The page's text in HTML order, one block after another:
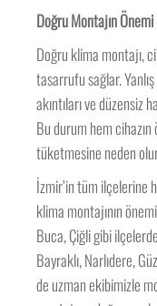
Doğru Montajın Önemi
Doğru klima montajı,
tasarrufu sağlar. Yanlış
akıntıları ve düzensiz
Bu durum hem
tüketmesine neden
İzmir’in tüm ilçelerine
klima montajının
Buca, Çiğli gibi
Bayraklı, Narlıdere,
de uzman ekibimizle